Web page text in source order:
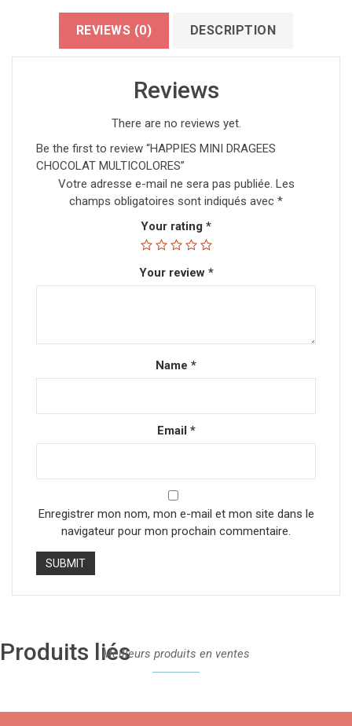
REVIEWS (0) DESCRIPTION
Reviews
There are no reviews yet.
Be the first to review “HAPPIES MINI DRAGEES
CHOCOLAT MULTICOLORES”
Votre adresse e-mail ne sera pas publiée. Les
champs obligatoires sont indiqués avec *
Your rating *
Your review *
Name *
Email *
Enregistrer mon nom, mon e-mail et mon site dans le
navigateur pour mon prochain commentaire.
Produits liésMeilleurs produits en ventes